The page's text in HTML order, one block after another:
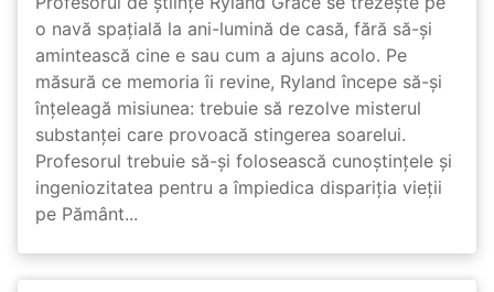
o navă spațială la ani-lumină de casă, fără să-și
amintească cine e sau cum a ajuns acolo. Pe
măsură ce memoria îi revine, Ryland începe să-și
înțeleagă misiunea: trebuie să rezolve misterul
substanței care provoacă stingerea soarelui.
Profesorul trebuie să-și folosească cunoștințele și
ingeniozitatea pentru a împiedica dispariția vieții
pe Pământ...